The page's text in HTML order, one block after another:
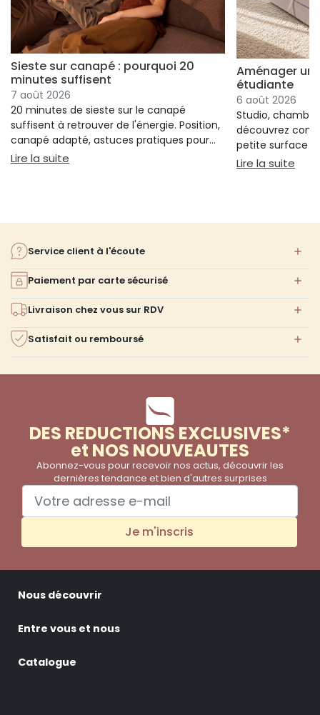
Sieste sur canapé : pourquoi 20
minutes suffisent
7 août 2026
20 minutes de sieste sur le canapé
suffisent à retrouver de l'énergie. Position,
canapé adapté, astuces pratiques pour
bien s'installer.
Lire la suite : Sieste sur canapé : pourquoi 20 minutes
Aménager un
étudiante
6 août 2026
Studio,
découvrez
petite surface à
confort ni
Lire la suite
Service client à l'écoute
Paiement par carte sécurisé
Livraison chez vous sur RDV
Satisfait ou remboursé
DES REDUCTIONS EXCLUSIVES*
et NOS NOUVEAUTES
Abonnez-vous pour recevoir nos actus, découvrir les
dernières tendance et bien d'autres surprises
Je m'inscris
Nous découvrir
Entre vous et nous
Catalogue